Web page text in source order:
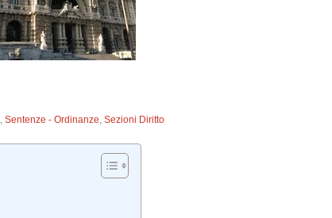
,Sentenze - Ordinanze,Sezioni Diritto